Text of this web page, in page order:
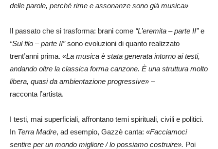
delle parole, perché rime e assonanze sono già musica»
Il passato che si trasforma: brani come “L’eremita – parte II”e
“Sul filo – parte II”sono evoluzioni di quanto realizzato
trent’anni prima. «La musica è stata generata intorno ai testi,
andando oltre la classica forma canzone. È una struttura molto
libera, quasi da ambientazione progressive» –
racconta l’artista.
I testi, mai superficiali, affrontano temi spirituali, civili e politici.
In Terra Madre, ad esempio, Gazzè canta: «Facciamoci
sentire per un mondo migliore / lo possiamo costruire». Poi